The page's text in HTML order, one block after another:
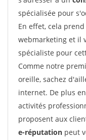
spécialisée pour
En effet, cela
webmarketing et il
spécialiste pour
Comme notre
oreille, sachez
internet. De plus
activités
proposent aux
e-réputation peut